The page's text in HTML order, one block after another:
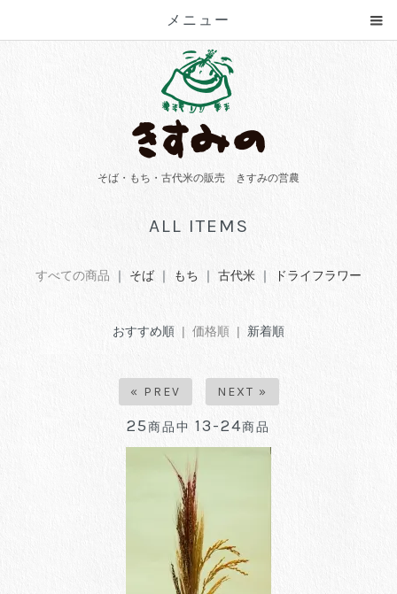
メニュー
そば・もち・古代米の販売 きすみの営農
ALL ITEMS
すべての商品 ｜ そば｜ もち ｜ 古代米 ｜ ドライフラワー
おすすめ順 | 価格順 | 新着順
« PREV NEXT »
25商品中 13-24商品